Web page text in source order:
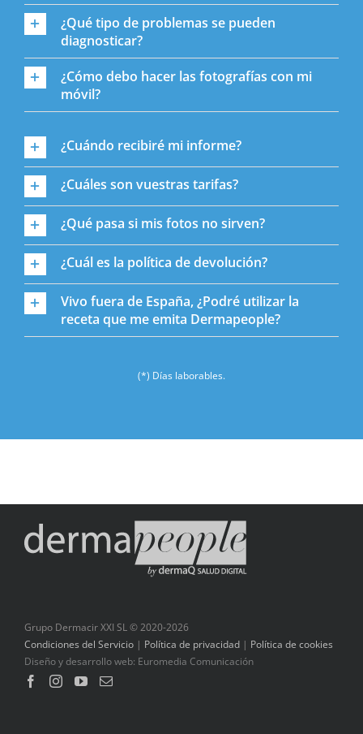
¿Qué tipo de problemas se pueden
diagnosticar?
¿Cómo debo hacer las fotografías con mi
móvil?
¿Cuándo recibiré mi informe?
¿Cuáles son vuestras tarifas?
¿Qué pasa si mis fotos no sirven?
¿Cuál es la política de devolución?
Vivo fuera de España, ¿Podré utilizar la
receta que me emita Dermapeople?
(*) Días laborables.
Grupo Dermacir XXI SL © 2020-2026
Condiciones del Servicio | Política de privacidad | Política de cookies
Diseño y desarrollo web: Euromedia Comunicación